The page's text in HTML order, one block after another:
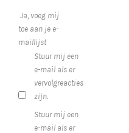
Ja, voeg mij
toe aan je e-
maillijst
Stuur mij een
e-mail als er
vervolgreacties
zijn.
Stuur mij een
e-mail als er